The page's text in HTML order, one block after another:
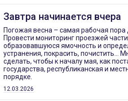
Завтра начинается вчера
Погожая весна – самая рабочая
Провести мониторинг проезжей
образовавшуюся ямочность и
устранения, покрасить, почистить…
сделать, чтобы к началу мая, как
государства, республиканская и
порядке.
12.03.2026